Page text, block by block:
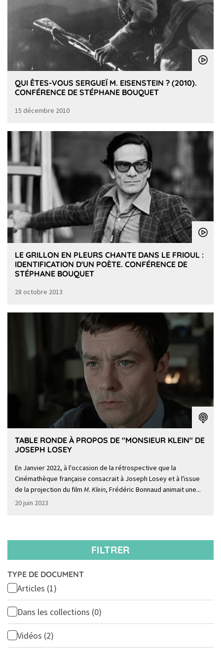
QUI ÊTES-VOUS SERGUEÏ M. EISENSTEIN ? (2010).
CONFÉRENCE DE STÉPHANE BOUQUET
15 décembre 2010
LE GRILLON EN PLEURS CHANTE DANS LE FRIOUL :
IDENTIFICATION D'UN POÈTE. CONFÉRENCE DE
STÉPHANE BOUQUET
28 octobre 2013
TABLE RONDE À PROPOS DE "MONSIEUR KLEIN" DE
JOSEPH LOSEY
En Janvier 2022, à l'occasion de la rétrospective que la
Cinémathèque française consacrait à Joseph Losey et à l'issue
de la projection du film M. Klein, Frédéric Bonnaud animait une...
20 juin 2023
FILTRER
TYPE DE DOCUMENT
Articles (1)
Dans les collections (0)
Vidéos (2)